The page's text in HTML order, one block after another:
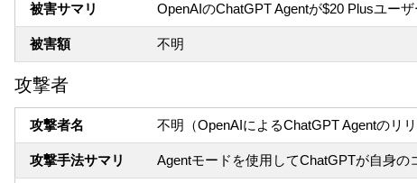
被害サマリ OpenAIのChatGPT Agentが$20 Plusユー
被害額 不明
攻撃者
攻撃者名 不明（OpenAIによるChatGPT Agentのリ
攻撃手法サマリ Agentモードを使用してChatGPTが自身の